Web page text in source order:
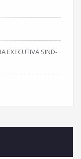
EXECUTIVA SIND-